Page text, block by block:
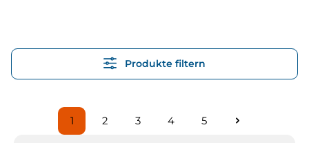
Produkte filtern
Seite
1
Seite
2
Seite
3
Seite
4
Seite
5